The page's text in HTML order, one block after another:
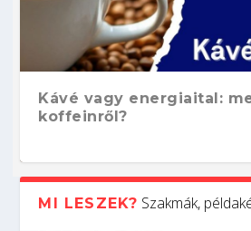
Kávé vagy energiaital:
koffeinről?
MI LESZEK? Szakmák,